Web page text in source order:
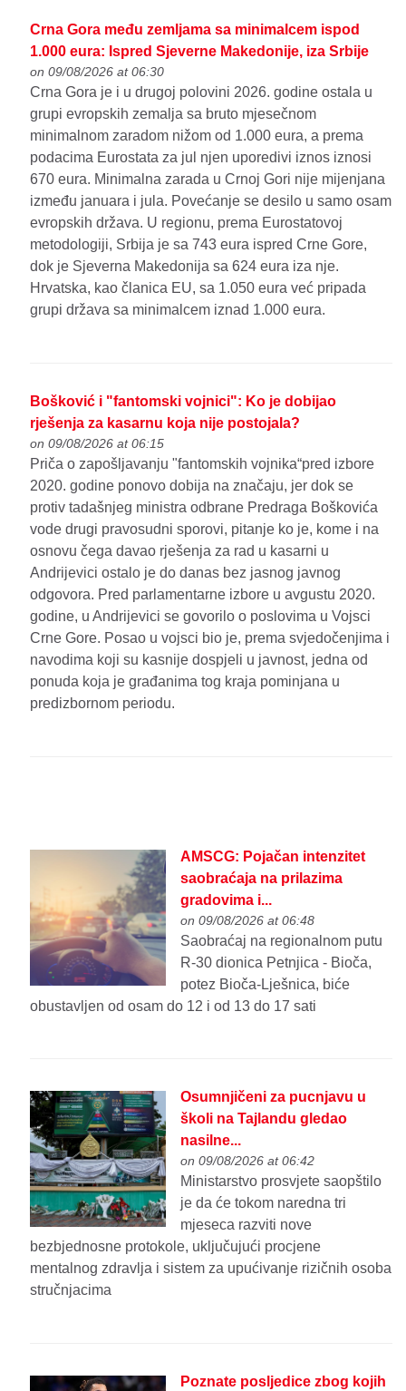
Crna Gora među zemljama sa minimalcem ispod
1.000 eura: Ispred Sjeverne Makedonije, iza Srbije
on 09/08/2026 at 06:30
Crna Gora je i u drugoj polovini 2026. godine ostala u
grupi evropskih zemalja sa bruto mjesečnom
minimalnom zaradom nižom od 1.000 eura, a prema
podacima Eurostata za jul njen uporedivi iznos iznosi
670 eura. Minimalna zarada u Crnoj Gori nije mijenjana
između januara i jula. Povećanje se desilo u samo osam
evropskih država. U regionu, prema Eurostatovoj
metodologiji, Srbija je sa 743 eura ispred Crne Gore,
dok je Sjeverna Makedonija sa 624 eura iza nje.
Hrvatska, kao članica EU, sa 1.050 eura već pripada
grupi država sa minimalcem iznad 1.000 eura.
Bošković i "fantomski vojnici": Ko je dobijao
rješenja za kasarnu koja nije postojala?
on 09/08/2026 at 06:15
Priča o zapošljavanju "fantomskih vojnika“pred izbore
2020. godine ponovo dobija na značaju, jer dok se
protiv tadašnjeg ministra odbrane Predraga Boškovića
vode drugi pravosudni sporovi, pitanje ko je, kome i na
osnovu čega davao rješenja za rad u kasarni u
Andrijevici ostalo je do danas bez jasnog javnog
odgovora. Pred parlamentarne izbore u avgustu 2020.
godine, u Andrijevici se govorilo o poslovima u Vojsci
Crne Gore. Posao u vojsci bio je, prema svjedočenjima i
navodima koji su kasnije dospjeli u javnost, jedna od
ponuda koja je građanima tog kraja pominjana u
predizbornom periodu.
AMSCG: Pojačan intenzitet
saobraćaja na prilazima
gradovima i...
on 09/08/2026 at 06:48
Saobraćaj na regionalnom putu
R-30 dionica Petnjica - Bioča,
potez Bioča-Lješnica, biće
obustavljen od osam do 12 i od 13 do 17 sati
Osumnjičeni za pucnjavu u
školi na Tajlandu gledao
nasilne...
on 09/08/2026 at 06:42
Ministarstvo prosvjete saopštilo
je da će tokom naredna tri
mjeseca razviti nove
bezbjednosne protokole, uključujući procjene
mentalnog zdravlja i sistem za upućivanje rizičnih osoba
stručnjacima
Poznate posljedice zbog kojih